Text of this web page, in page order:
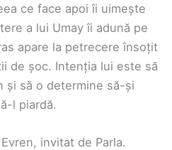
ce face apoi îi uimește
a lui Umay îi adună pe
apare la petrecere însoțit
de șoc. Intenția lui este să
și să o determine să-și
l piardă.
invitat de Parla.